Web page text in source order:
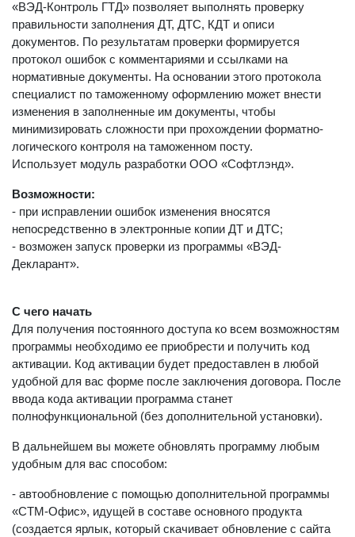
«ВЭД-Контроль ГТД» позволяет выполнять проверку
правильности заполнения ДТ, ДТС, КДТ и описи
документов. По результатам проверки формируется
протокол ошибок с комментариями и ссылками на
нормативные документы. На основании этого протокола
специалист по таможенному оформлению может внести
изменения в заполненные им документы, чтобы
минимизировать сложности при прохождении форматно-
логического контроля на таможенном посту.
Использует модуль разработки ООО «Софтлэнд».
Возможности:
- при исправлении ошибок изменения вносятся
непосредственно в электронные копии ДТ и ДТС;
- возможен запуск проверки из программы «ВЭД-
Декларант».
С чего начать
Для получения постоянного доступа ко всем возможностям
программы необходимо ее приобрести и получить код
активации. Код активации будет предоставлен в любой
удобной для вас форме после заключения договора. После
ввода кода активации программа станет
полнофункциональной (без дополнительной установки).
В дальнейшем вы можете обновлять программу любым
удобным для вас способом:
- автообновление с помощью дополнительной программы
«СТМ-Офис», идущей в составе основного продукта
(создается ярлык, который скачивает обновление с сайта